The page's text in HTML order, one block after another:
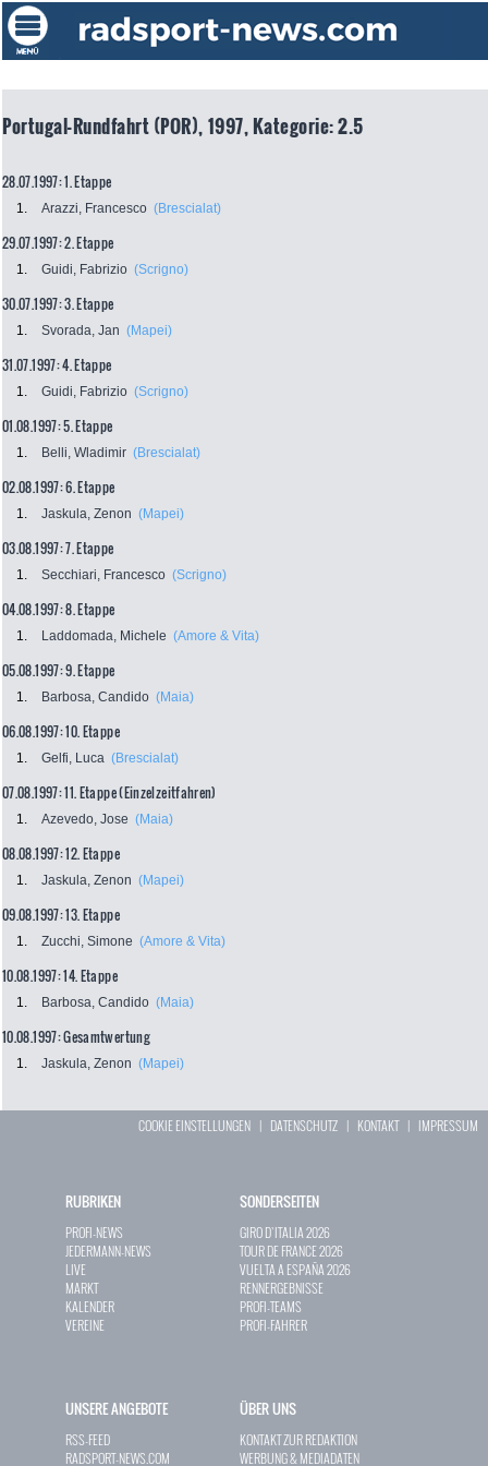
Portugal-Rundfahrt (POR), 1997, Kategorie: 2.5
28.07.1997: 1. Etappe
1. Arazzi, Francesco (Brescialat)
29.07.1997: 2. Etappe
1. Guidi, Fabrizio (Scrigno)
30.07.1997: 3. Etappe
1. Svorada, Jan (Mapei)
31.07.1997: 4. Etappe
1. Guidi, Fabrizio (Scrigno)
01.08.1997: 5. Etappe
1. Belli, Wladimir (Brescialat)
02.08.1997: 6. Etappe
1. Jaskula, Zenon (Mapei)
03.08.1997: 7. Etappe
1. Secchiari, Francesco (Scrigno)
04.08.1997: 8. Etappe
1. Laddomada, Michele (Amore & Vita)
05.08.1997: 9. Etappe
1. Barbosa, Candido (Maia)
06.08.1997: 10. Etappe
1. Gelfi, Luca (Brescialat)
07.08.1997: 11. Etappe (Einzelzeitfahren)
1. Azevedo, Jose (Maia)
08.08.1997: 12. Etappe
1. Jaskula, Zenon (Mapei)
09.08.1997: 13. Etappe
1. Zucchi, Simone (Amore & Vita)
10.08.1997: 14. Etappe
1. Barbosa, Candido (Maia)
10.08.1997: Gesamtwertung
1. Jaskula, Zenon (Mapei)
COOKIE EINSTELLUNGEN | DATENSCHUTZ | KONTAKT| IMPRESSUM
RUBRIKEN
PROFI-NEWS
JEDERMANN-NEWS
LIVE
MARKT
KALENDER
VEREINE
SONDERSEITEN
GIRO D`ITALIA 2026
TOUR DE FRANCE 2026
VUELTA A ESPAÑA 2026
RENNERGEBNISSE
PROFI-TEAMS
PROFI-FAHRER
UNSERE ANGEBOTE
RSS-FEED
RADSPORT-NEWS.COM
ÜBER UNS
KONTAKT ZUR REDAKTION
WERBUNG & MEDIADATEN